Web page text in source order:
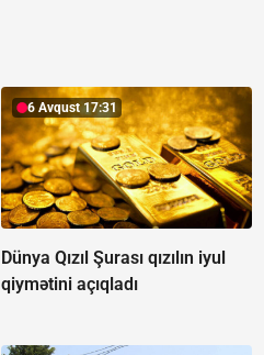
6 Avqust 17:31
Dünya Qızıl Şurası qızılın iyul
qiymətini açıqladı